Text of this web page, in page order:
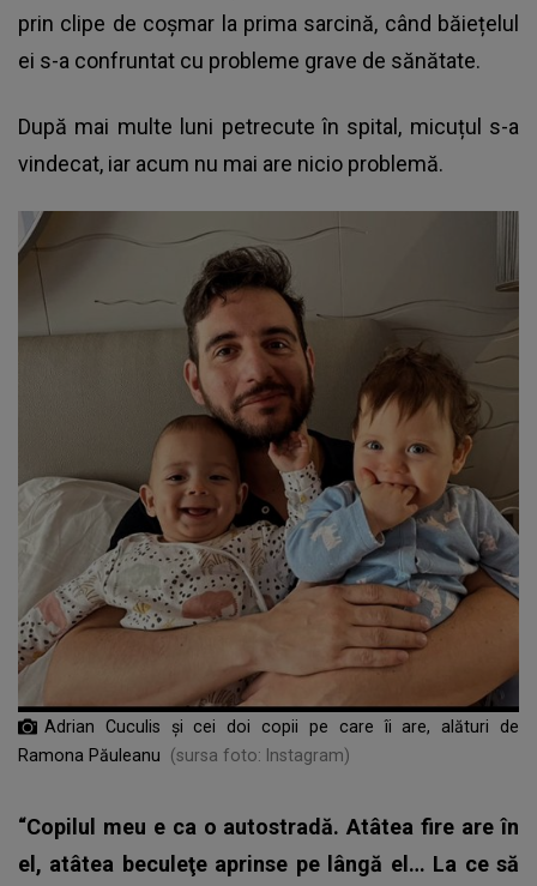
prin clipe de coșmar la prima sarcină, când băiețelul
ei s-a confruntat cu probleme grave de sănătate.
După mai multe luni petrecute în spital, micuțul s-a
vindecat, iar acum nu mai are nicio problemă.
Adrian Cuculis și cei doi copii pe care îi are, alături de
Ramona Păuleanu
(sursa foto: Instagram)
“Copilul meu e ca o autostradă. Atâtea fire are în
el, atâtea beculeţe aprinse pe lângă el… La ce să